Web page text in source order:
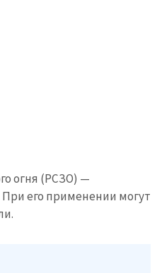
огня (РСЗО) —
его применении могут